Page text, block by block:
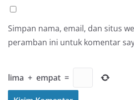
Simpan nama, email, dan situs
peramban ini untuk komentar
lima + empat =